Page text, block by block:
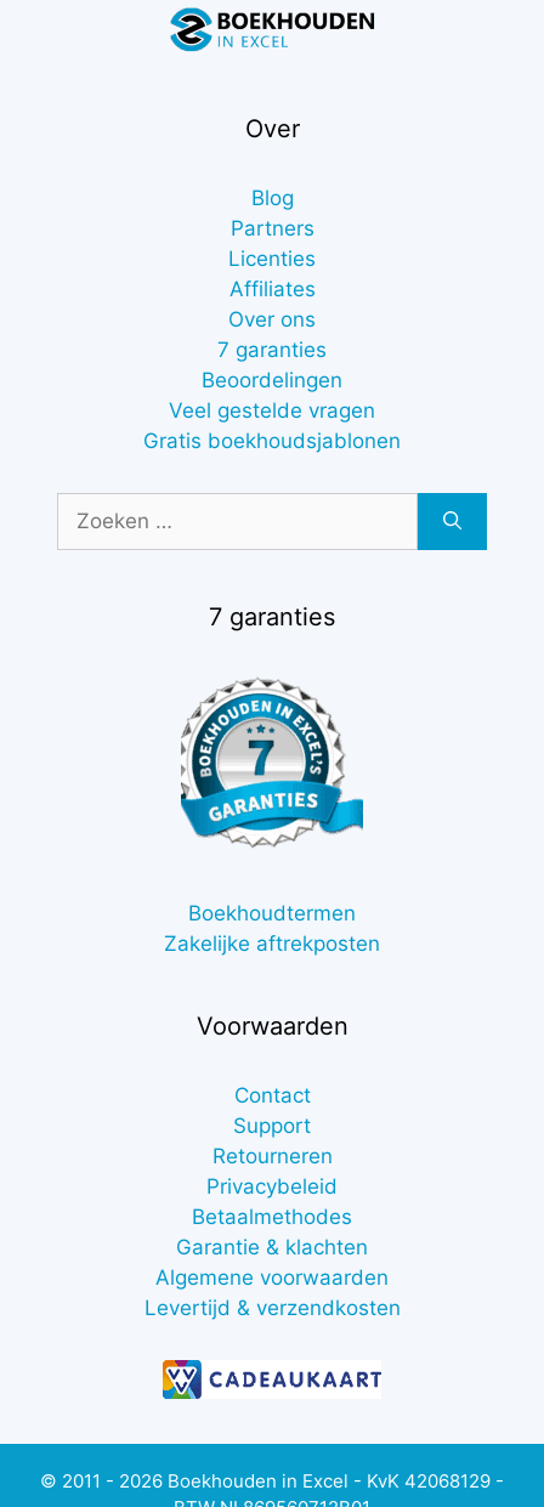
Over
Blog
Partners
Licenties
Affiliates
Over ons
7 garanties
Beoordelingen
Veel gestelde vragen
Gratis boekhoudsjablonen
naar:
7 garanties
Boekhoudtermen
Zakelijke aftrekposten
Voorwaarden
Contact
Support
Retourneren
Privacybeleid
Betaalmethodes
Garantie & klachten
Algemene voorwaarden
Levertijd & verzendkosten
© 2011 - 2026 Boekhouden in Excel - KvK 42068129 -